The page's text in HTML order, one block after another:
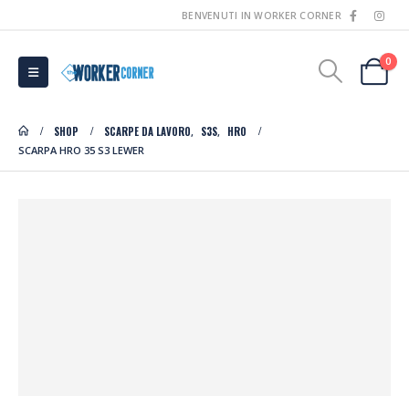
BENVENUTI IN WORKER CORNER
0
SHOP SCARPE DA LAVORO, S3S, HRO
SCARPA HRO 35 S3 LEWER